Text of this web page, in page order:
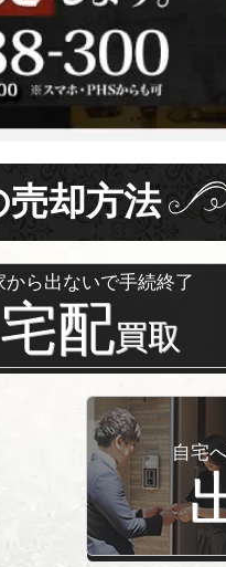
売却方法
から出ないで手続終了
宅配買取
自宅